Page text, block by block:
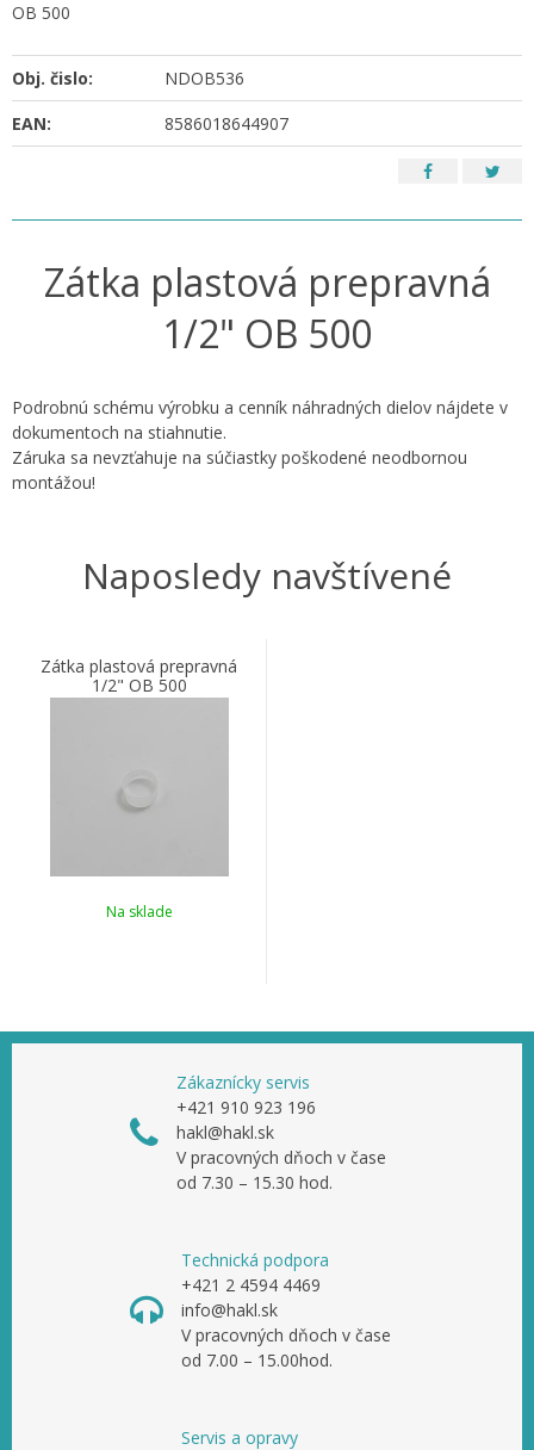
OB 500
Obj. čislo:
NDOB536
EAN:
8586018644907
Zátka plastová prepravná
1/2" OB 500
Podrobnú schému výrobku a cenník náhradných dielov nájdete v
dokumentoch na stiahnutie.
Záruka sa nevzťahuje na súčiastky poškodené neodbornou
montážou!
Naposledy navštívené
Zátka plastová prepravná
1/2" OB 500
Na sklade
Zákaznícky servis
+421 910 923 196
hakl@hakl.sk
V pracovných dňoch v čase
od 7.30 – 15.30 hod.
Technická podpora
+421 2 4594 4469
info@hakl.sk
V pracovných dňoch v čase
od 7.00 – 15.00hod.
Servis a opravy